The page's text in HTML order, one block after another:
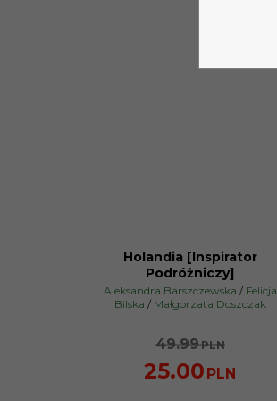
PROMOCJA
Holandia [Inspirator
Podróżniczy]
Aleksandra Barszczewska / Felicja
Bilska / Małgorzata Doszczak
49.99PLN
25.00 PLN